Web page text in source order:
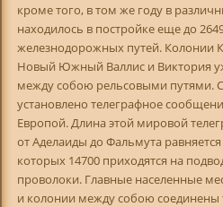
кроме того, в том же году в
находилось в постройке еще до
железнодорожных путей. Колонии
Новый Южный Валлис и Виктория
между собою рельсовыми путями. С
установлено телеграфное
Европой. Длина этой мировой
от Аделаиды до Фальмута
которых 14700 приходятся на
проволоки. Главные населенные
и колонии между собою соединены